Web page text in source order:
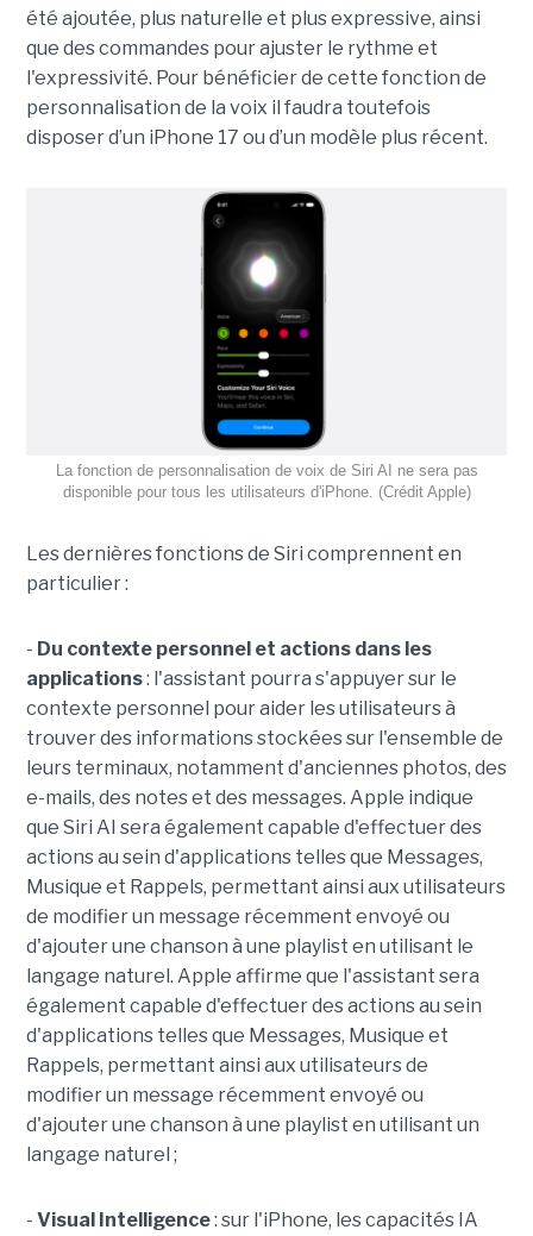
été ajoutée, plus naturelle et plus expressive, ainsi
que des commandes pour ajuster le rythme et
l'expressivité. Pour bénéficier de cette fonction de
personnalisation de la voix il faudra toutefois
disposer d’un iPhone 17 ou d’un modèle plus récent.
La fonction de personnalisation de voix de Siri AI ne sera pas
disponible pour tous les utilisateurs d'iPhone. (Crédit Apple)
Les dernières fonctions de Siri comprennent en
particulier :
- Du contexte personnel et actions dans les
applications: l'assistant pourra s'appuyer sur le
contexte personnel pour aider les utilisateurs à
trouver des informations stockées sur l'ensemble de
leurs terminaux, notamment d'anciennes photos, des
e-mails, des notes et des messages. Apple indique
que Siri AI sera également capable d'effectuer des
actions au sein d'applications telles que Messages,
Musique et Rappels, permettant ainsi aux utilisateurs
de modifier un message récemment envoyé ou
d'ajouter une chanson à une playlist en utilisant le
langage naturel. Apple affirme que l'assistant sera
également capable d'effectuer des actions au sein
d'applications telles que Messages, Musique et
Rappels, permettant ainsi aux utilisateurs de
modifier un message récemment envoyé ou
d'ajouter une chanson à une playlist en utilisant un
langage naturel ;
- Visual Intelligence: sur l'iPhone, les capacités IA